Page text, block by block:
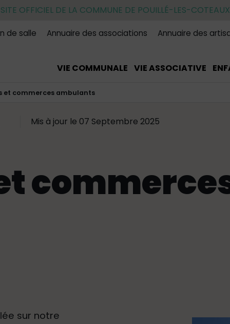
SITE OFFICIEL DE LA COMMUNE DE POUILLÉ-LES-COTEAUX
de salle Annuaire des associations Annuaire des
VIE COMMUNALE VIE ASSOCIATIVE
et commerces ambulants
Mis à jour le 07 Septembre 2025
sur notre